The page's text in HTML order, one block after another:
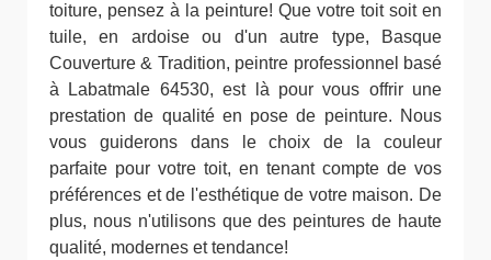
toiture, pensez à la peinture! Que votre toit soit en
tuile, en ardoise ou d'un autre type, Basque
Couverture & Tradition, peintre professionnel basé
à Labatmale 64530, est là pour vous offrir une
prestation de qualité en pose de peinture. Nous
vous guiderons dans le choix de la couleur
parfaite pour votre toit, en tenant compte de vos
préférences et de l'esthétique de votre maison. De
plus, nous n'utilisons que des peintures de haute
qualité, modernes et tendance!